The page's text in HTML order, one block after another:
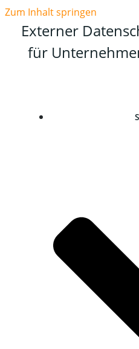
Zum Inhalt springen
Externer
für